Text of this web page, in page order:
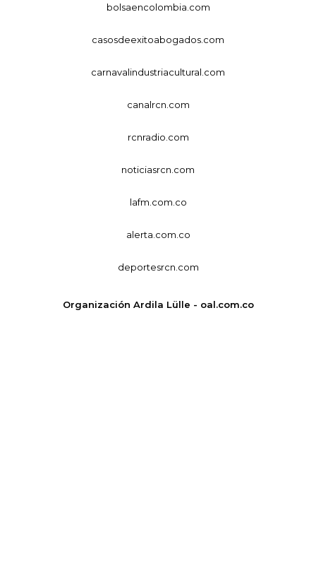
bolsaencolombia.com
casosdeexitoabogados.com
carnavalindustriacultural.com
canalrcn.com
rcnradio.com
noticiasrcn.com
lafm.com.co
alerta.com.co
deportesrcn.com
Organización Ardila Lülle - oal.com.co